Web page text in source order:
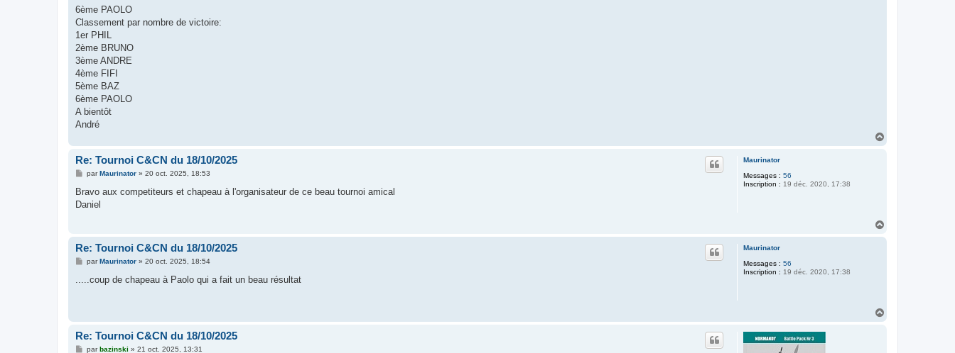
6ème PAOLO
Classement par nombre de victoire:
1er PHIL
2ème BRUNO
3ème ANDRE
4ème FIFI
5ème BAZ
6ème PAOLO
A bientôt
André
Maurinator
Messages : 56
Inscription : 19 déc. 2020, 17:38
Re: Tournoi C&CN du 18/10/2025
M
s
a
parMaurinator» 20 oct. 2025, 18:53
Bravo aux competiteurs et chapeau à l'organisateur de ce beau tournoi amical
Daniel
Maurinator
Messages : 56
Inscription : 19 déc. 2020, 17:38
Re: Tournoi C&CN du 18/10/2025
MparMaurinator» 20 oct. 2025, 18:54
.....coup de chapeau à Paolo qui a fait un beau résultat
Re: Tournoi C&CN du 18/10/2025
Mparbazinski » 21 oct. 2025, 13:31